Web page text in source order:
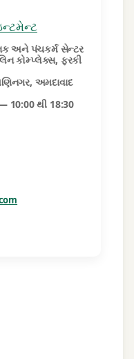
અને પંચકર્મ સેન્ટર
કોમ્પ્લેક્સ, ફરકી
અમદાવાદ
10:00 થી 18:30